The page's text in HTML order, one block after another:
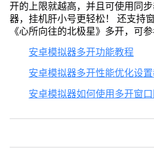
开的上限就越高，并且可使用同
器，挂机肝小号更轻松！ 还支持
《心所向往的北极星》多开，可参
安卓模拟器多开功能教程
安卓模拟器多开性能优化设
安卓模拟器如何使用多开窗